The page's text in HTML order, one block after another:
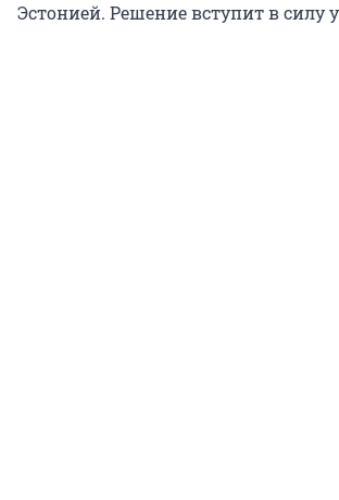
Эстонией. Решение вступит в силу